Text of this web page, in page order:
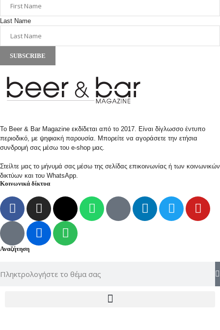
Last Name
SUBSCRIBE
Το Beer & Bar Magazine εκδίδεται από το 2017. Είναι δίγλωσσο έντυπο
περιοδικό, με ψηφιακή παρουσία. Μπορείτε να αγοράσετε την ετήσια
συνδρομή σας μέσω του e-shop μας.
Στείλτε μας το μήνυμά σας μέσω της σελίδας επικοινωνίας ή των κοινωνικών
δικτύων και του WhatsApp.
Κοινωνικά δίκτυα
Αναζήτηση